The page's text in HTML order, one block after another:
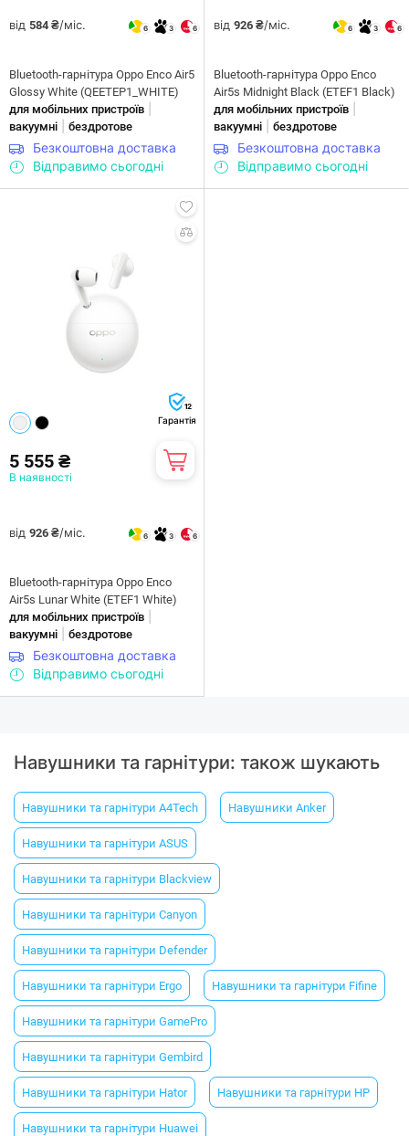
від 584 ₴/міс. 6 3 6
Bluetooth-гарнітура Oppo Enco Air5
Glossy White (QEETEP1_WHITE)
для мобільних пристроїв
вакуумні бездротове
Безкоштовна доставка
Відправимо сьогодні
від 926 ₴/міс. 6 3 6
Bluetooth-гарнітура Oppo Enco
Air5s Midnight Black (ETEF1 Black)
для мобільних пристроїв
вакуумні бездротове
Безкоштовна доставка
Відправимо сьогодні
12
Гарантія
5 555 ₴
В наявності
від 926 ₴/міс. 6 3 6
Bluetooth-гарнітура Oppo Enco
Air5s Lunar White (ETEF1 White)
для мобільних пристроїв
вакуумні бездротове
Безкоштовна доставка
Відправимо сьогодні
Навушники та гарнітури: також шукають
Навушники та гарнітури A4Tech Навушники Anker
Навушники та гарнітури ASUS
Навушники та гарнітури Blackview
Навушники та гарнітури Canyon
Навушники та гарнітури Defender
Навушники та гарнітури Ergo Навушники та гарнітури Fifine
Навушники та гарнітури GamePro
Навушники та гарнітури Gembird
Навушники та гарнітури Hator Навушники та гарнітури HP
Навушники та гарнітури Huawei